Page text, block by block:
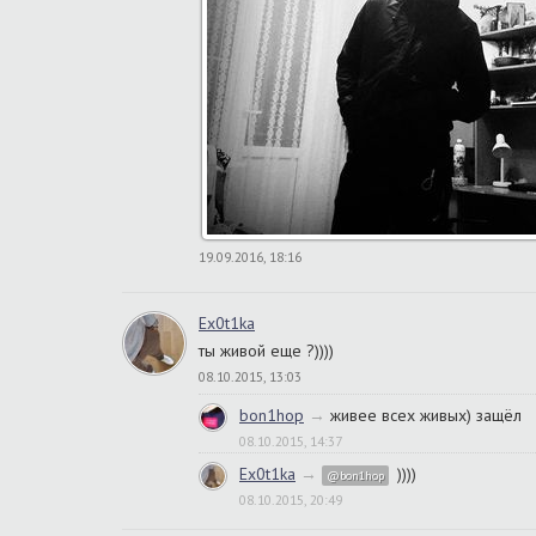
19.09.2016, 18:16
Ex0t1ka
ты живой еще ?))))
08.10.2015, 13:03
bon1hop → живее всех живых) защёл
08.10.2015, 14:37
Ex0t1ka → @bon1hop ))))
08.10.2015, 20:49